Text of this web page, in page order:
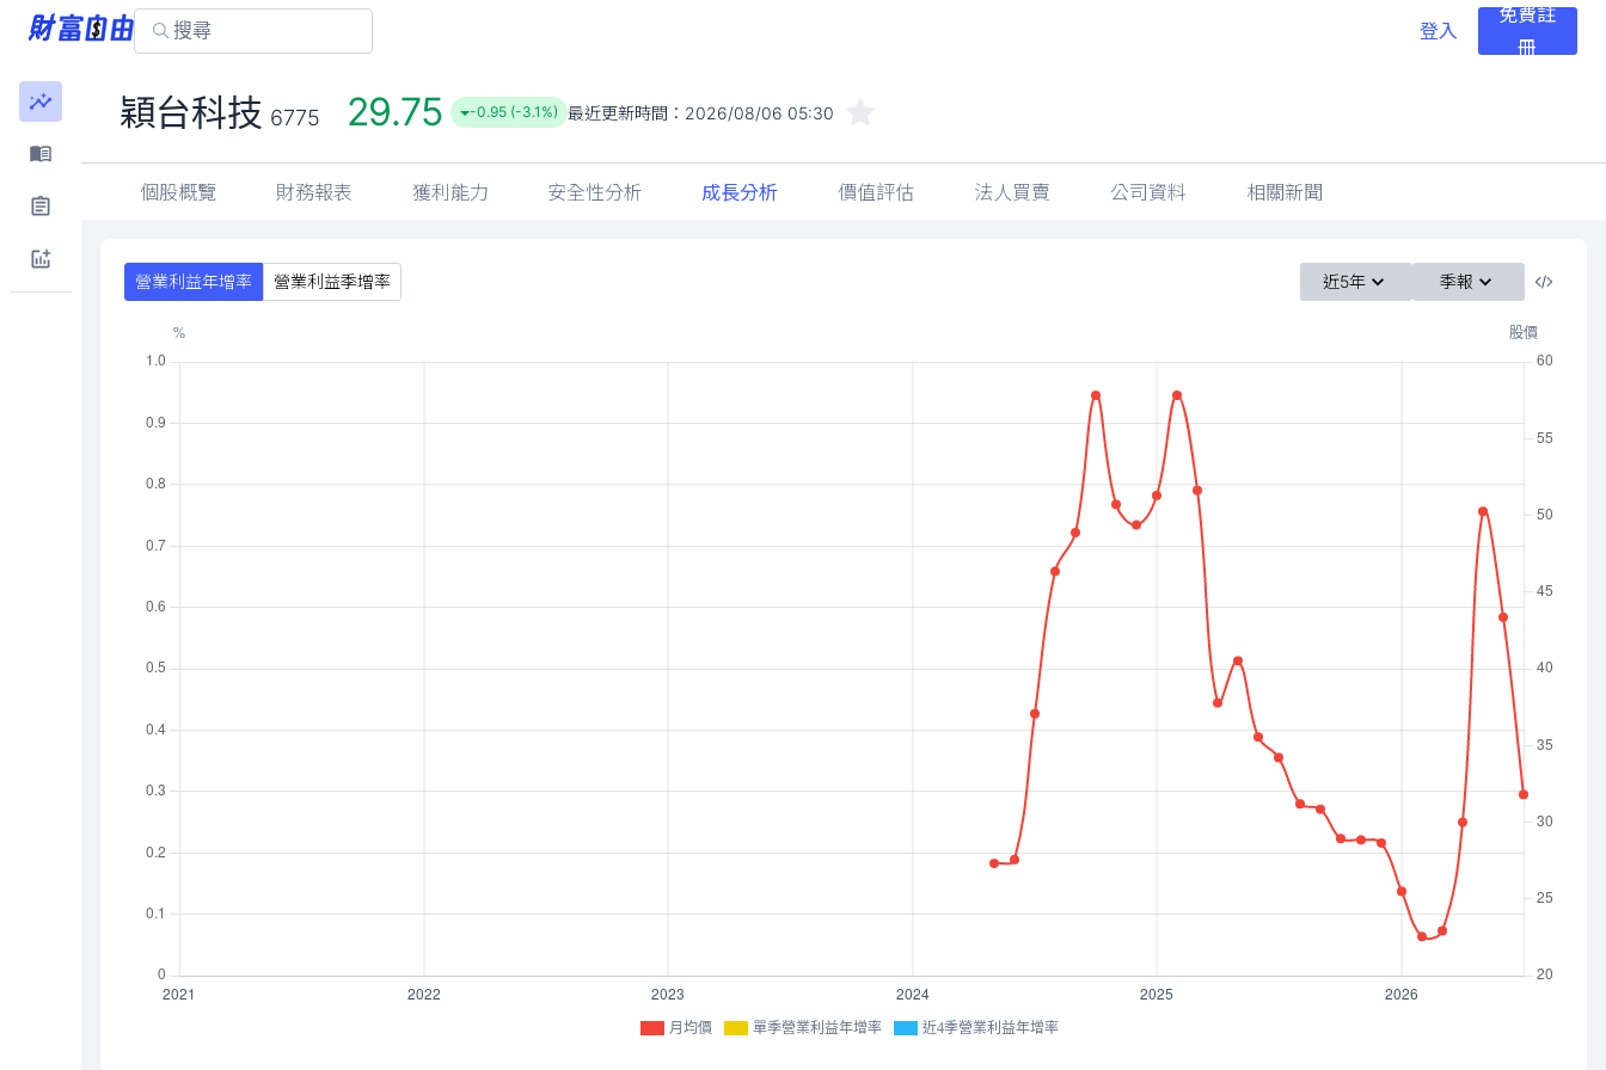
登入
免費註
冊
穎台科技 6775 29.75 -0.95 (-3.1%) 最近更新時間： 2026/08/06 05:30
個股概覽 財務報表 獲利能力 安全性分析 成長分析 價值評估 法人買賣 公司資料 相關新聞
營業利益年增率 營業利益季增率 近5年 季報
月均價 單季營業利益年增率 近4季營業利益年增率